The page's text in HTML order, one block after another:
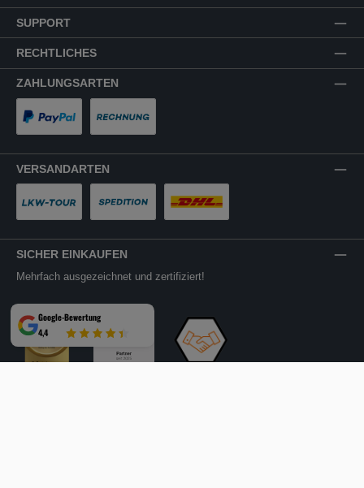
SUPPORT
RECHTLICHES
ZAHLUNGSARTEN
VERSANDARTEN
SICHER EINKAUFEN
Mehrfach ausgezeichnet und zertifiziert!
Google-Bewertung
4,4